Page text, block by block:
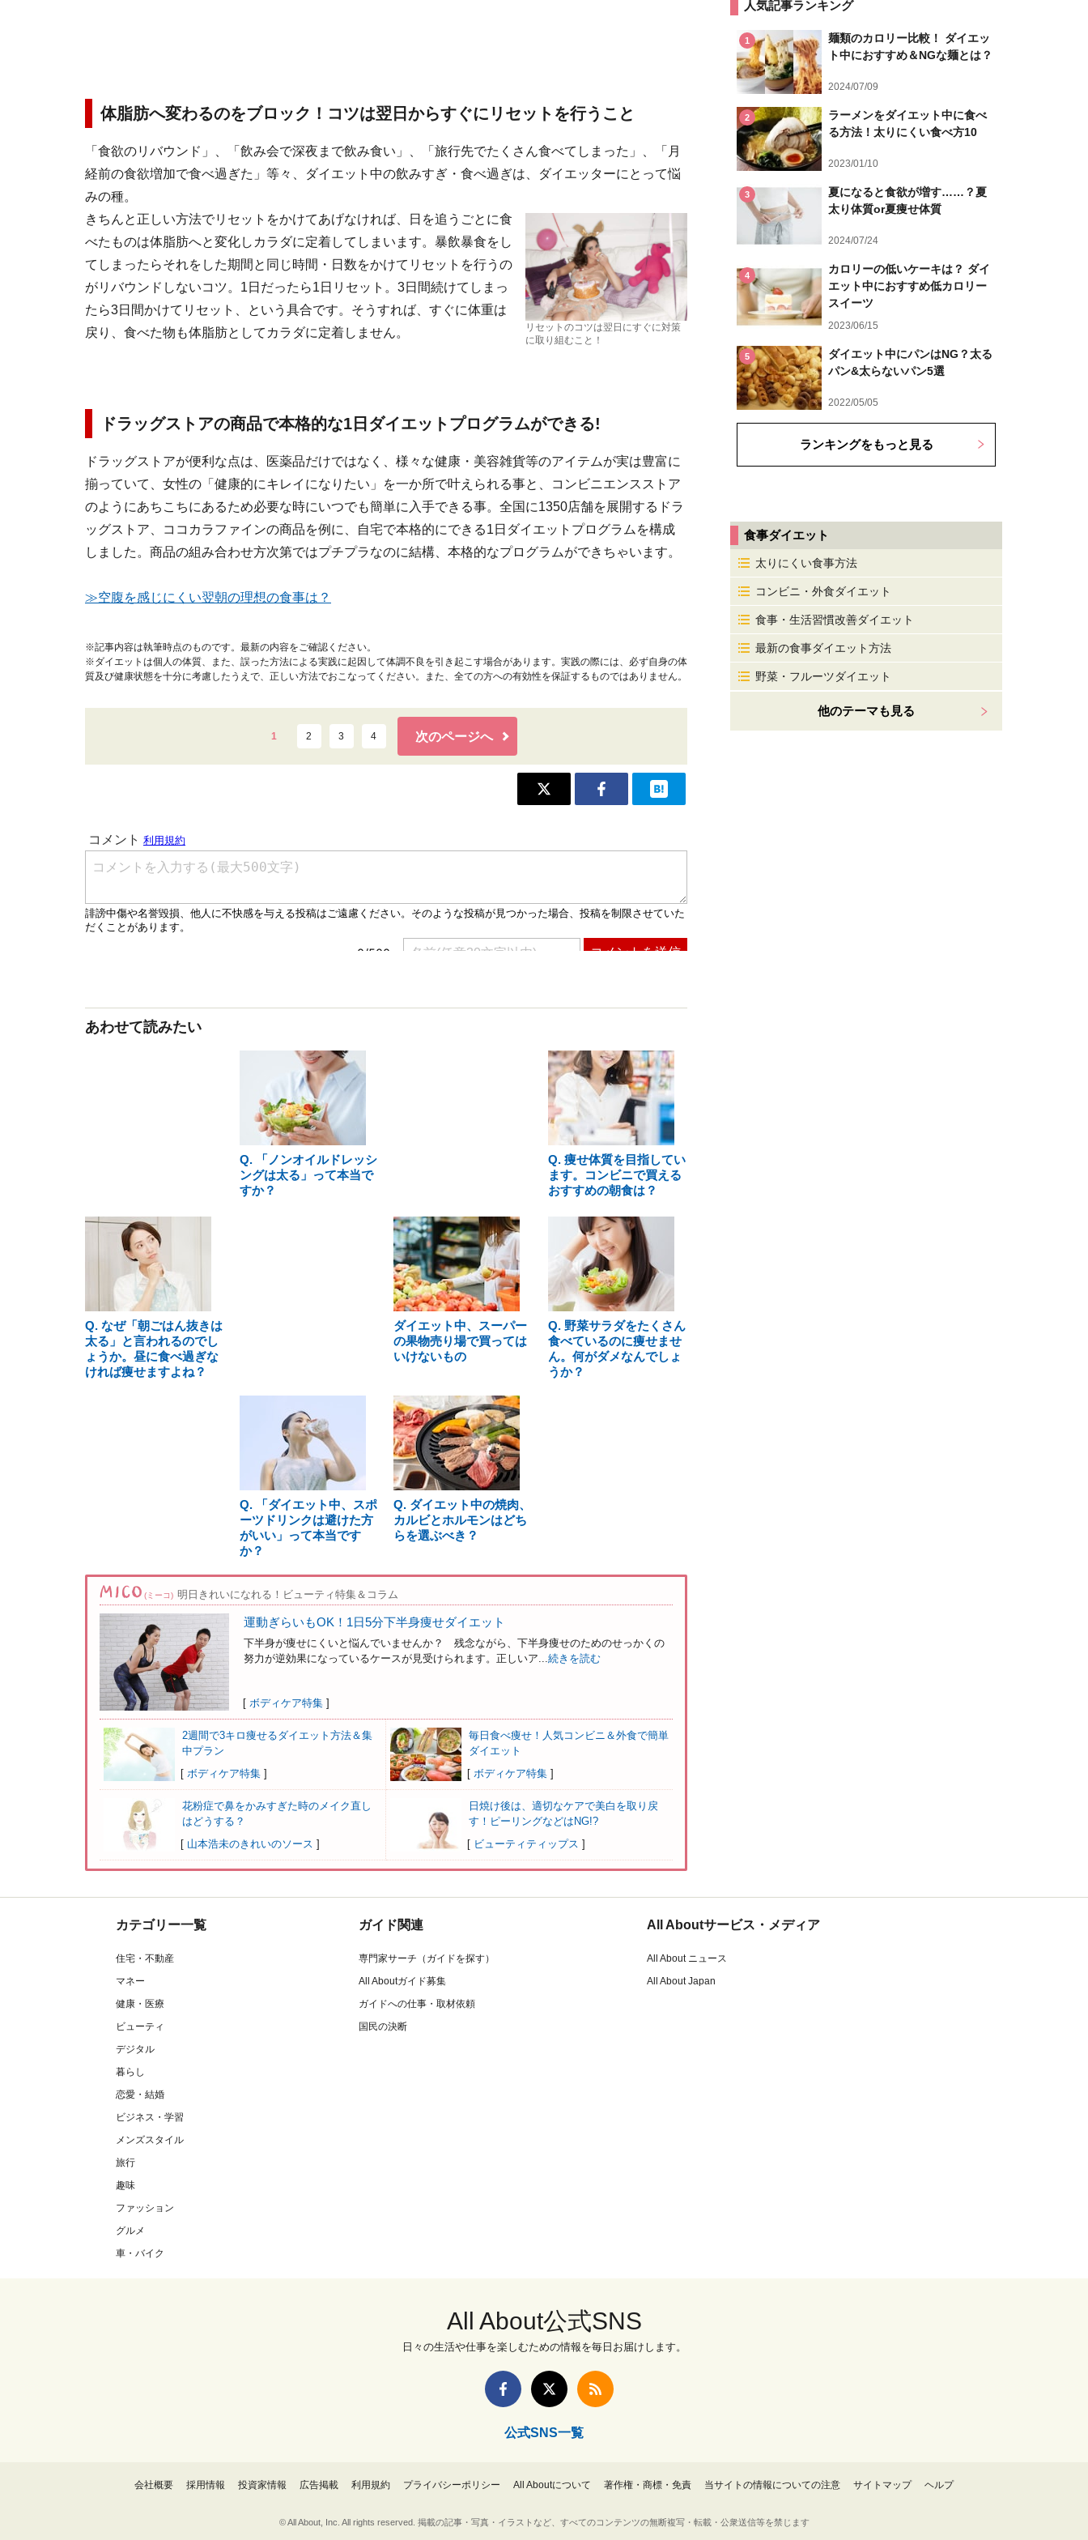
体脂肪へ変わるのをブロック！コツは翌日からすぐにリセットを行うこと
「食欲のリバウンド」、「飲み会で深夜まで飲み食い」、「旅行先でたくさん食べてしまった」、「月
経前の食欲増加で食べ過ぎた」等々、ダイエット中の飲みすぎ・食べ過ぎは、ダイエッターにとって悩
みの種。
リセットのコツは翌日にすぐに対策
に取り組むこと！
きちんと正しい方法でリセットをかけてあげなければ、日を追うごとに食
べたものは体脂肪へと変化しカラダに定着してしまいます。暴飲暴食をし
てしまったらそれをした期間と同じ時間・日数をかけてリセットを行うの
がリバウンドしないコツ。1日だったら1日リセット。3日間続けてしまっ
たら3日間かけてリセット、という具合です。そうすれば、すぐに体重は
戻り、食べた物も体脂肪としてカラダに定着しません。
ドラッグストアの商品で本格的な1日ダイエットプログラムができる!
ドラッグストアが便利な点は、医薬品だけではなく、様々な健康・美容雑貨等のアイテムが実は豊富に
揃っていて、女性の「健康的にキレイになりたい」を一か所で叶えられる事と、コンビニエンスストア
のようにあちこちにあるため必要な時にいつでも簡単に入手できる事。全国に1350店舗を展開するドラ
ッグストア、ココカラファインの商品を例に、自宅で本格的にできる1日ダイエットプログラムを構成
しました。商品の組み合わせ方次第ではプチプラなのに結構、本格的なプログラムができちゃいます。
≫空腹を感じにくい翌朝の理想の食事は？
※記事内容は執筆時点のものです。最新の内容をご確認ください。
※ダイエットは個人の体質、また、誤った方法による実践に起因して体調不良を引き起こす場合があります。実践の際には、必ず自身の体
質及び健康状態を十分に考慮したうえで、正しい方法でおこなってください。また、全ての方への有効性を保証するものではありません。
1 2 3 4 次のページへ
あわせて読みたい
Q. 「ノンオイルドレッシ
ングは太る」って本当で
すか？
Q. 痩せ体質を目指してい
ます。コンビニで買える
おすすめの朝食は？
Q. なぜ「朝ごはん抜きは
太る」と言われるのでし
ょうか。昼に食べ過ぎな
ければ痩せますよね？
ダイエット中、スーパー
の果物売り場で買っては
いけないもの
Q. 野菜サラダをたくさん
食べているのに痩せませ
ん。何がダメなんでしょ
うか？
Q. 「ダイエット中、スポ
ーツドリンクは避けた方
がいい」って本当です
か？
Q. ダイエット中の焼肉、
カルビとホルモンはどち
らを選ぶべき？
(ミーコ) 明日きれいになれる！ビューティ特集＆コラム
運動ぎらいもOK！1日5分下半身痩せダイエット
下半身が痩せにくいと悩んでいませんか？ 残念ながら、下半身痩せのためのせっかくの
努力が逆効果になっているケースが見受けられます。正しいア...続きを読む
[ ボディケア特集 ]
2週間で3キロ痩せるダイエット方法＆集
中プラン
[ ボディケア特集 ]
毎日食べ痩せ！人気コンビニ＆外食で簡単
ダイエット
[ ボディケア特集 ]
花粉症で鼻をかみすぎた時のメイク直し
はどうする？
[ 山本浩未のきれいのソース ]
日焼け後は、適切なケアで美白を取り戻
す！ピーリングなどはNG!?
[ ビューティティップス ]
人気記事ランキング
1
麺類のカロリー比較！ ダイエッ
ト中におすすめ＆NGな麺とは？
2024/07/09
2
ラーメンをダイエット中に食べ
る方法！太りにくい食べ方10
2023/01/10
3
夏になると食欲が増す……？夏
太り体質or夏痩せ体質
2024/07/24
4
カロリーの低いケーキは？ ダイ
エット中におすすめ低カロリー
スイーツ
2023/06/15
5
ダイエット中にパンはNG？太る
パン&太らないパン5選
2022/05/05
ランキングをもっと見る
食事ダイエット
太りにくい食事方法
コンビニ・外食ダイエット
食事・生活習慣改善ダイエット
最新の食事ダイエット方法
野菜・フルーツダイエット
他のテーマも見る
カテゴリー一覧
住宅・不動産
マネー
健康・医療
ビューティ
デジタル
暮らし
恋愛・結婚
ビジネス・学習
メンズスタイル
旅行
趣味
ファッション
グルメ
車・バイク
ガイド関連
専門家サーチ（ガイドを探す）
All Aboutガイド募集
ガイドへの仕事・取材依頼
国民の決断
All Aboutサービス・メディア
All About ニュース
All About Japan
All About公式SNS
日々の生活や仕事を楽しむための情報を毎日お届けします。
公式SNS一覧
会社概要 採用情報 投資家情報 広告掲載 利用規約 プライバシーポリシー All Aboutについて 著作権・商標・免責 当サイトの情報についての注意 サイトマップ ヘルプ
© All About, Inc. All rights reserved. 掲載の記事・写真・イラストなど、すべてのコンテンツの無断複写・転載・公衆送信等を禁じます